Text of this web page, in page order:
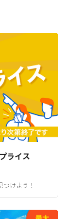
ライス
けよう！